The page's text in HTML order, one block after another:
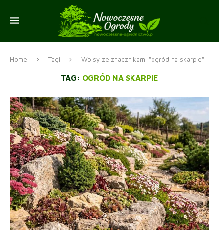
Home Tagi Wpisy ze znacznikami "ogród na skarpie"
TAG: OGRÓD NA SKARPIE